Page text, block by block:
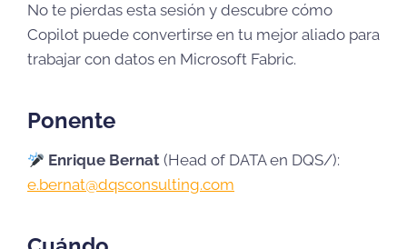
No te pierdas esta sesión y descubre cómo
Copilot puede convertirse en tu mejor aliado para
trabajar con datos en Microsoft Fabric.
Ponente
Enrique Bernat (Head of DATA en DQS/):
e.bernat@dqsconsulting.com